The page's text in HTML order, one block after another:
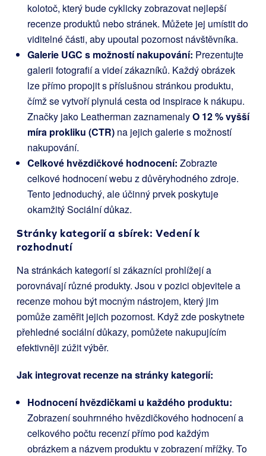
kolotoč, který bude cyklicky zobrazovat nejlepší
recenze produktů nebo stránek. Můžete jej umístit do
viditelné části, aby upoutal pozornost návštěvníka.
Galerie UGC s možností nakupování: Prezentujte
galerii fotografií a videí zákazníků. Každý obrázek
lze přímo propojit s příslušnou stránkou produktu,
čímž se vytvoří plynulá cesta od inspirace k nákupu.
Značky jako Leatherman zaznamenalyO 12 % vyšší
míra prokliku (CTR) na jejich galerie s možností
nakupování.
Celkové hvězdičkové hodnocení: Zobrazte
celkové hodnocení webu z důvěryhodného zdroje.
Tento jednoduchý, ale účinný prvek poskytuje
okamžitý Sociální důkaz.
Stránky kategorií a sbírek: Vedení k
rozhodnutí
Na stránkách kategorií si zákazníci prohlížejí a
porovnávají různé produkty. Jsou v pozici objevitele a
recenze mohou být mocným nástrojem, který jim
pomůže zaměřit jejich pozornost. Když zde poskytnete
přehledné sociální důkazy, pomůžete nakupujícím
efektivněji zúžit výběr.
Jak integrovat recenze na stránky kategorií:
Hodnocení hvězdičkami u každého produktu:
Zobrazení souhrnného hvězdičkového hodnocení a
celkového počtu recenzí přímo pod každým
obrázkem a názvem produktu v zobrazení mřížky. To